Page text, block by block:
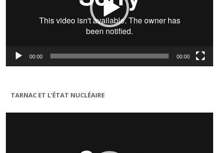
00:00 00:00
TARNAC ET L’ÉTAT NUCLÉAIRE
Lecteur